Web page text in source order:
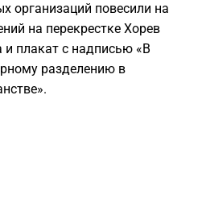
организаций повесили на
на перекрестке Хорев
плакат с надписью «В
разделению в